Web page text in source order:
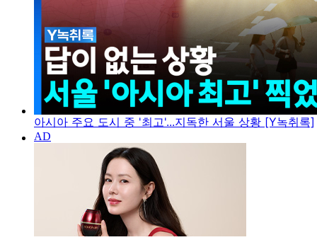
아시아 주요 도시 중 '최고'...지독한 서울 상황 [Y녹취록]